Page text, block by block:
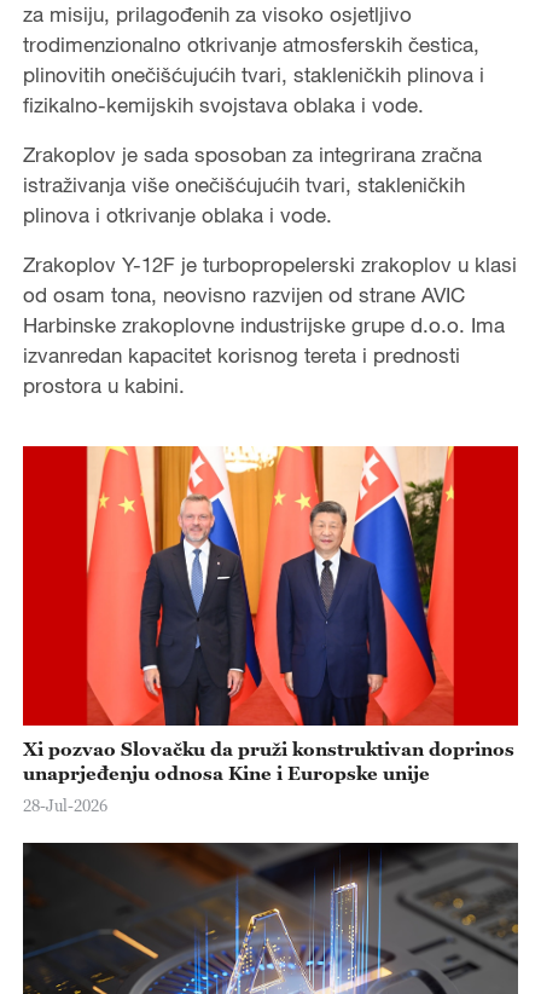
za misiju, prilagođenih za visoko osjetljivo
trodimenzionalno otkrivanje atmosferskih čestica,
plinovitih onečišćujućih tvari, stakleničkih plinova i
fizikalno-kemijskih svojstava oblaka i vode.
Zrakoplov je sada sposoban za integrirana zračna
istraživanja više onečišćujućih tvari, stakleničkih
plinova i otkrivanje oblaka i vode.
Zrakoplov Y-12F je turbopropelerski zrakoplov u klasi
od osam tona, neovisno razvijen od strane AVIC
Harbinske zrakoplovne industrijske grupe d.o.o. Ima
izvanredan kapacitet korisnog tereta i prednosti
prostora u kabini.
Xi pozvao Slovačku da pruži konstruktivan doprinos
unaprjeđenju odnosa Kine i Europske unije
28-Jul-2026